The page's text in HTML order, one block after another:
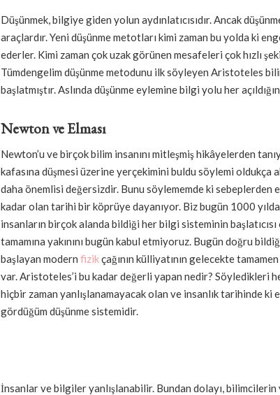
Düşünmek, bilgiye giden yolun aydınlatıcısıdır. Ancak
araçlardır. Yeni düşünme metotları kimi zaman bu yolda ki
ederler. Kimi zaman çok uzak görünen mesafeleri çok hızlı
Tümdengelim düşünme metodunu ilk söyleyen Aristoteles
başlatmıştır. Aslında düşünme eylemine bilgi yolu her
Newton ve Elması
Newton’u ve birçok bilim insanını mitleşmiş hikâyelerden
kafasına düşmesi üzerine yerçekimini buldu söylemi oldukça
daha önemlisi değersizdir. Bunu söylememde ki sebeplerden
kadar olan tarihi bir köprüye dayanıyor. Biz bugün 1000
insanların birçok alanda bildiği her bilgi sisteminin
tamamına yakınını bugün kabul etmiyoruz. Bugün doğru
başlayan modern fizikçağının külliyatının gelecekte
var. Aristoteles’i bu kadar değerli yapan nedir? Söyledikleri
hiçbir zaman yanlışlanamayacak olan ve insanlık tarihinde ki
gördüğüm düşünme sistemidir.
İnsanlar ve bilgiler yanlışlanabilir. Bundan dolayı,